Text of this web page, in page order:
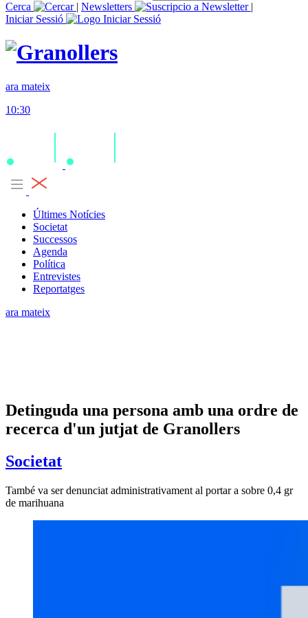
Cerca
| Newsletters
|
Iniciar Sessió
ara mateix
10:30
Últimes Notícies
Societat
Successos
Agenda
Política
Entrevistes
Reportatges
ara mateix
Detinguda una persona amb una ordre de
recerca d'un jutjat de Granollers
Societat
També va ser denunciat administrativament al portar a sobre 0,4 gr
de marihuana